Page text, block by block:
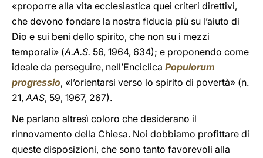
«proporre alla vita ecclesiastica quei criteri direttivi,
che devono fondare la nostra fiducia più su l’aiuto di
Dio e sui beni dello spirito, che non su i mezzi
temporali» (A.A.S. 56, 1964, 634); e proponendo come
ideale da perseguire, nell’Enciclica Populorum
progressio, «l’orientarsi verso lo spirito di povertà» (n.
21,AAS, 59, 1967, 267).
Ne parlano altresì coloro che desiderano il
rinnovamento della Chiesa. Noi dobbiamo profittare di
queste disposizioni, che sono tanto favorevoli alla